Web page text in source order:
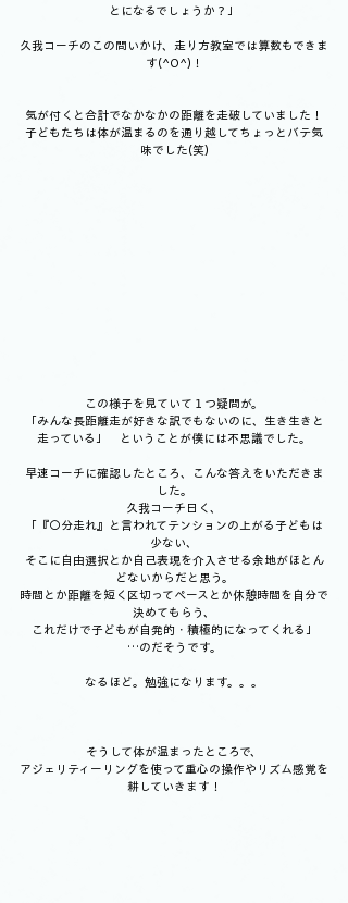
とになるでしょうか？」
久我コーチのこの問いかけ、走り方教室では算数もできま
す(^O^)！
気が付くと合計でなかなかの距離を走破していました！
子どもたちは体が温まるのを通り越してちょっとバテ気
味でした(笑)
この様子を見ていて１つ疑問が。
「みんな長距離走が好きな訳でもないのに、生き生きと
走っている」　ということが僕には不思議でした。
早速コーチに確認したところ、こんな答えをいただきま
した。
久我コーチ曰く、
「『〇分走れ』と言われてテンションの上がる子どもは
少ない、
そこに自由選択とか自己表現を介入させる余地がほとん
どないからだと思う。
時間とか距離を短く区切ってペースとか休憩時間を自分で
決めてもらう、
これだけで子どもが自発的・積極的になってくれる」
…のだそうです。
なるほど。勉強になります。。。
そうして体が温まったところで、
アジェリティーリングを使って重心の操作やリズム感覚を
耕していきます！